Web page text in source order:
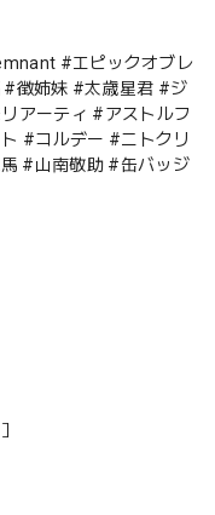
#エピックオブレ
#徴姉妹 #太歳星君 #ジ
アーティ #アストルフ
#コルデー #ニトクリ
#山南敬助 #缶バッジ